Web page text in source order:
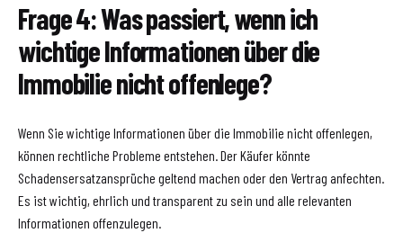
Frage 4: Was passiert, wenn ich
wichtige Informationen über die
Immobilie nicht offenlege?
Wenn Sie wichtige Informationen über die Immobilie nicht offenlegen,
können rechtliche Probleme entstehen. Der Käufer könnte
Schadensersatzansprüche geltend machen oder den Vertrag anfechten.
Es ist wichtig, ehrlich und transparent zu sein und alle relevanten
Informationen offenzulegen.